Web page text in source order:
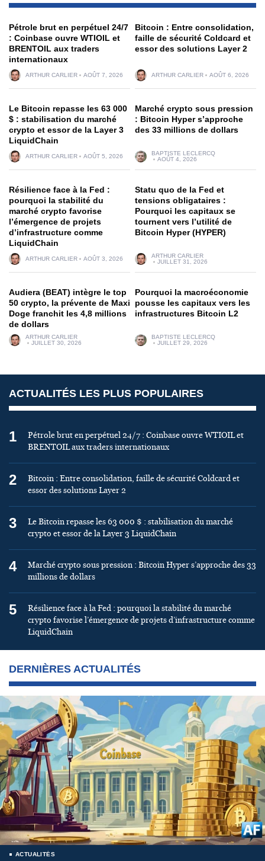
Pétrole brut en perpétuel 24/7
: Coinbase ouvre WTIOIL et
BRENTOIL aux traders
internationaux
ARTHUR CARLIER AOÛT 7, 2026
Bitcoin : Entre consolidation,
faille de sécurité Coldcard et
essor des solutions Layer 2
ARTHUR CARLIER AOÛT 6, 2026
Le Bitcoin repasse les 63 000
$ : stabilisation du marché
crypto et essor de la Layer 3
LiquidChain
ARTHUR CARLIER AOÛT 5, 2026
Marché crypto sous pression
: Bitcoin Hyper s’approche
des 33 millions de dollars
BAPTISTE LECLERCQ
AOÛT 4, 2026
Résilience face à la Fed :
pourquoi la stabilité du
marché crypto favorise
l’émergence de projets
d’infrastructure comme
LiquidChain
ARTHUR CARLIER AOÛT 3, 2026
Statu quo de la Fed et
tensions obligataires :
Pourquoi les capitaux se
tournent vers l’utilité de
Bitcoin Hyper (HYPER)
ARTHUR CARLIER
JUILLET 31, 2026
Audiera (BEAT) intègre le top
50 crypto, la prévente de Maxi
Doge franchit les 4,8 millions
de dollars
ARTHUR CARLIER
JUILLET 30, 2026
Pourquoi la macroéconomie
pousse les capitaux vers les
infrastructures Bitcoin L2
BAPTISTE LECLERCQ
JUILLET 29, 2026
ACTUALITÉS LES PLUS POPULAIRES
1
Pétrole brut en perpétuel 24/7 : Coinbase ouvre WTIOIL et
BRENTOIL aux traders internationaux
2
Bitcoin : Entre consolidation, faille de sécurité Coldcard et
essor des solutions Layer 2
3
Le Bitcoin repasse les 63 000 $ : stabilisation du marché
crypto et essor de la Layer 3 LiquidChain
4
Marché crypto sous pression : Bitcoin Hyper s’approche des 33
millions de dollars
5
Résilience face à la Fed : pourquoi la stabilité du marché
crypto favorise l’émergence de projets d’infrastructure comme
LiquidChain
DERNIÈRES ACTUALITÉS
ACTUALITÉS